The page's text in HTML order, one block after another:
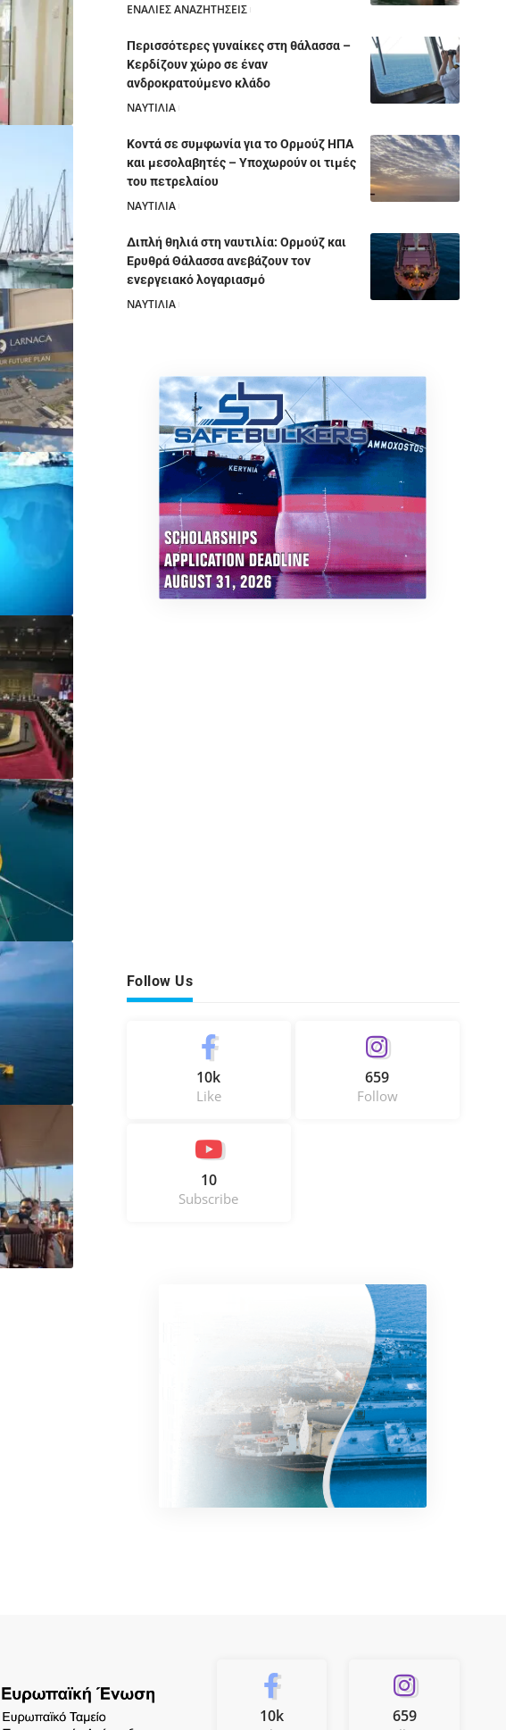
ΕΝΑΛΙΕΣ ΑΝΑΖΗΤΗΣΕΙΣ
Περισσότερες γυναίκες στη θάλασσα –
Κερδίζουν χώρο σε έναν
ανδροκρατούμενο κλάδο
ΝΑΥΤΙΛΙΑ
Κοντά σε συμφωνία για το Ορμούζ ΗΠΑ
και μεσολαβητές – Υποχωρούν οι τιμές
του πετρελαίου
ΝΑΥΤΙΛΙΑ
Διπλή θηλιά στη ναυτιλία: Ορμούζ και
Ερυθρά Θάλασσα ανεβάζουν τον
ενεργειακό λογαριασμό
ΝΑΥΤΙΛΙΑ
Follow Us
10k
Like
659
Follow
10
Subscribe
10k 659